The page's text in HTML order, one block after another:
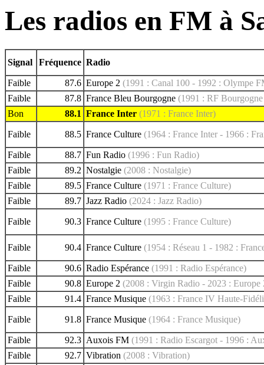
Les radios en FM à
Signal Fréquence Radio
Faible 87.6 Europe 2 (1991 : Canal 100 - 1992 : Olympe
Faible
87.8 France Bleu Bourgogne (1991 : RF
Bon
88.1 France Inter (1971 : France Inter)
Faible 88.5 France Culture (1964 : France Inter - 1966 :
Faible 88.7 Fun Radio (1996 : Fun Radio)
Faible
89.2 Nostalgie (2008 : Nostalgie)
Faible
89.5 France Culture (1971 : France Culture)
Faible
89.7 Jazz Radio (2024 : Jazz Radio)
Faible 90.3 France Culture (1995 : France Culture)
Faible 90.4 France Culture (1954 : Réseau 1 - 1982 :
Faible 90.6 Radio Espérance (1991 : Radio Espérance)
Faible
90.8 Europe 2 (2008 : Virgin Radio - 2023 : Europe
Faible
91.4 France Musique (1963 : France IV Haute-
Faible 91.8 France Musique (1964 : France Musique)
Faible 92.3 Auxois FM (1991 : Radio Escargot - 1996 :
Faible
92.7 Vibration (2008 : Vibration)